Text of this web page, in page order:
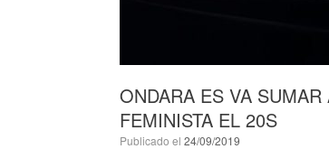
ONDARA ES VA
FEMINISTA EL 20S
Publicado el 24/09/2019